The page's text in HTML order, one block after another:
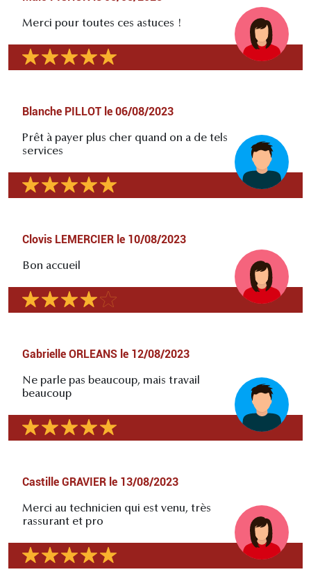
Merci pour toutes ces astuces !
Blanche PILLOT le 06/08/2023
Prêt à payer plus cher quand on a de tels
services
Clovis LEMERCIER le 10/08/2023
Bon accueil
Gabrielle ORLEANS le 12/08/2023
Ne parle pas beaucoup, mais travail
beaucoup
Castille GRAVIER le 13/08/2023
Merci au technicien qui est venu, très
rassurant et pro